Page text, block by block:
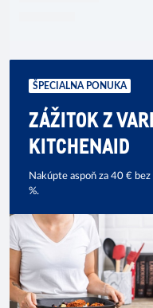
ŠPECIALNA PONUKA
ZÁŽITOK Z
KITCHENAID
Nakúpte aspoň za 40 €
%.